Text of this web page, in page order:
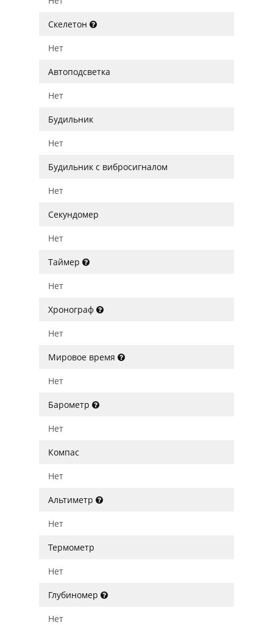
Скелетон
Нет
Автоподсветка
Нет
Будильник
Нет
Будильник с вибросигналом
Нет
Секундомер
Нет
Таймер
Нет
Хронограф
Нет
Мировое время
Нет
Барометр
Нет
Компас
Нет
Альтиметр
Нет
Термометр
Нет
Глубиномер
Нет